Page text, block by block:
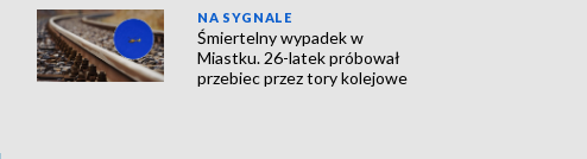
NA SYGNALE
Śmiertelny wypadek w
Miastku. 26-latek próbował
przebiec przez tory kolejowe